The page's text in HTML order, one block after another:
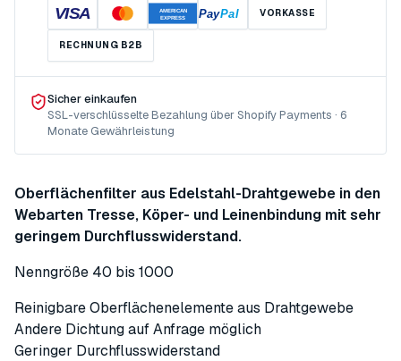
VISA
AMERICAN
EXPRESS
PayPal VORKASSE
RECHNUNG B2B
Sicher einkaufen
SSL-verschlüsselte Bezahlung über Shopify Payments · 6
Monate Gewährleistung
Oberflächenfilter aus Edelstahl-Drahtgewebe in den
Webarten Tresse, Köper- und Leinenbindung mit sehr
geringem Durchflusswiderstand.
Nenngröße 40 bis 1000
Reinigbare Oberflächenelemente aus Drahtgewebe
Andere Dichtung auf Anfrage möglich
Geringer Durchflusswiderstand